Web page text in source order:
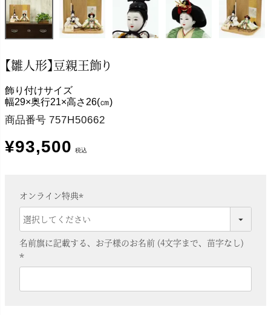
飾り付けサイズ
幅29×奥行21×高さ26(㎝)
【雛人形】豆親王飾り
商品番号 757H50662
¥93,500 税込
オンライン特典
必
須
)
名前旗に記載する、お子様のお名前 (4文字まで、苗字なし)
(